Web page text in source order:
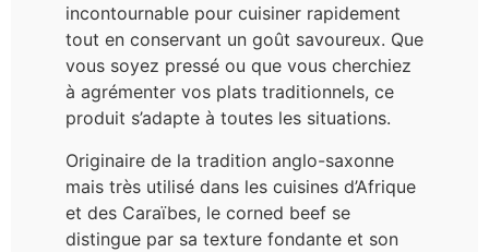
incontournable pour cuisiner rapidement
tout en conservant un goût savoureux. Que
vous soyez pressé ou que vous cherchiez
à agrémenter vos plats traditionnels, ce
produit s’adapte à toutes les situations.
Originaire de la tradition anglo-saxonne
mais très utilisé dans les cuisines d’Afrique
et des Caraïbes, le corned beef se
distingue par sa texture fondante et son